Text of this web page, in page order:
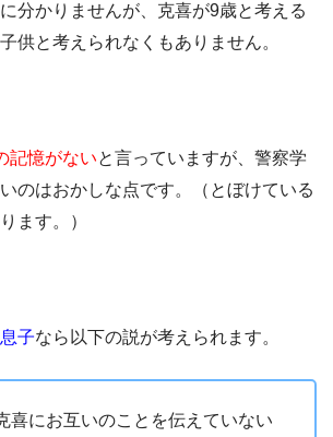
分かりませんが、克喜が9歳と考える
供と考えられなくもありません。
記憶がないと言っていますが、警察学
のはおかしな点です。（とぼけている
ます。）
子なら以下の説が考えられます。
喜にお互いのことを伝えていない